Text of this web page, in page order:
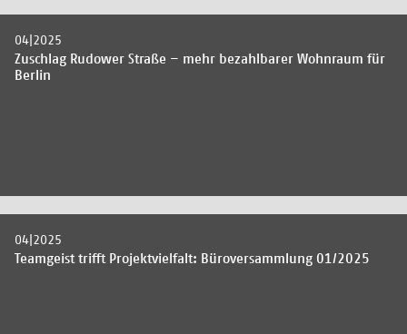
04|2025
Zuschlag Rudower Straße – mehr bezahlbarer Wohnraum für
Berlin
04|2025
Teamgeist trifft Projektvielfalt: Büroversammlung 01/2025